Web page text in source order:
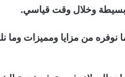
بسيطة وخلال وقت قياسي.
من مزايا ومميزات وما